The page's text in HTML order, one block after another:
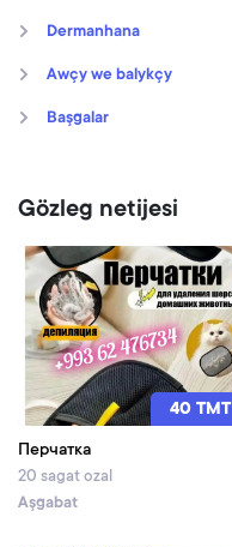
Dermanhana
Awçy we balykçy
Başgalar
Gözleg netijesi
40 TMT
Перчатка
20 sagat ozal
Aşgabat